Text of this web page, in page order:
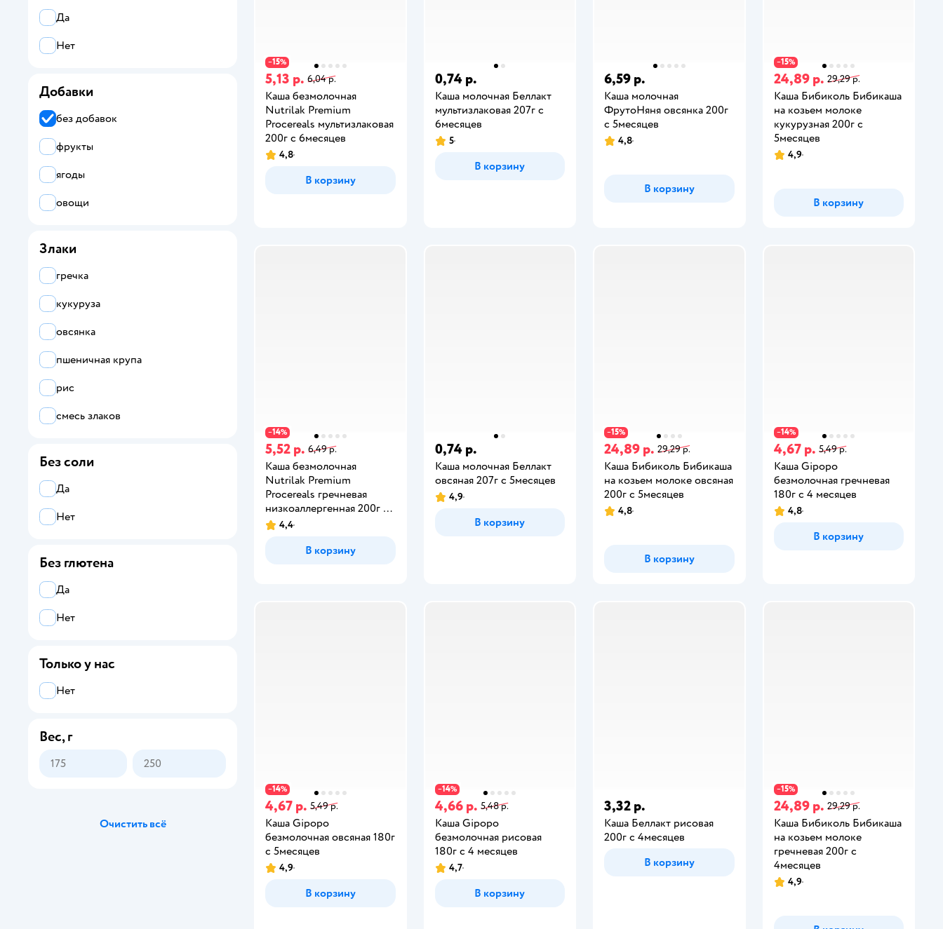
−15%
5,13 р. 6,04 р.
Каша безмолочная
Nutrilak Premium
Procereals мультизлаковая
200г с 6месяцев
4,8
В корзину
0,74 р.
Каша молочная Беллакт
мультизлаковая 207г с
6месяцев
5
В корзину
6,59 р.
Каша молочная
ФрутоНяня овсянка 200г
с 5месяцев
4,8
В корзину
−15%
24,89 р. 29,29 р.
Каша Бибиколь Бибикаша
на козьем молоке
кукурузная 200г c
5месяцев
4,9
В корзину
−14%
5,52 р. 6,49 р.
Каша безмолочная
Nutrilak Premium
Procereals гречневая
низкоаллергенная 200г с
4месяцев
4,4
В корзину
0,74 р.
Каша молочная Беллакт
овсяная 207г с 5месяцев
4,9
В корзину
−15%
24,89 р. 29,29 р.
Каша Бибиколь Бибикаша
на козьем молоке овсяная
200г с 5месяцев
4,8
В корзину
−14%
4,67 р. 5,49 р.
Каша Gipopo
безмолочная гречневая
180г с 4 месяцев
4,8
В корзину
−14%
4,67 р. 5,49 р.
Каша Gipopo
безмолочная овсяная 180г
с 5месяцев
4,9
В корзину
−14%
4,66 р. 5,48 р.
Каша Gipopo
безмолочная рисовая
180г с 4 месяцев
4,7
В корзину
3,32 р.
Каша Беллакт рисовая
200г с 4месяцев
В корзину
−15%
24,89 р. 29,29 р.
Каша Бибиколь Бибикаша
на козьем молоке
гречневая 200г с
4месяцев
4,9
Да
Нет
Добавки
без добавок
фрукты
ягоды
овощи
Злаки
гречка
кукуруза
овсянка
пшеничная крупа
рис
смесь злаков
Без соли
Да
Нет
Без глютена
Да
Нет
Только у нас
Нет
Вес, г
Очистить всё